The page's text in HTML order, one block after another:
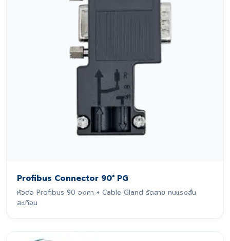
Profibus Connector 90° PG
หัวต่อ Profibus 90 องศา + Cable Gland รัดสาย ทนแรงสั่น
สะเทือน